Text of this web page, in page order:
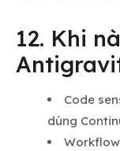
12. Khi
Code
dùng